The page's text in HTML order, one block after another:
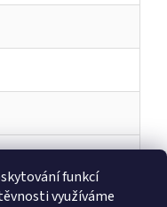
funkcí
využíváme